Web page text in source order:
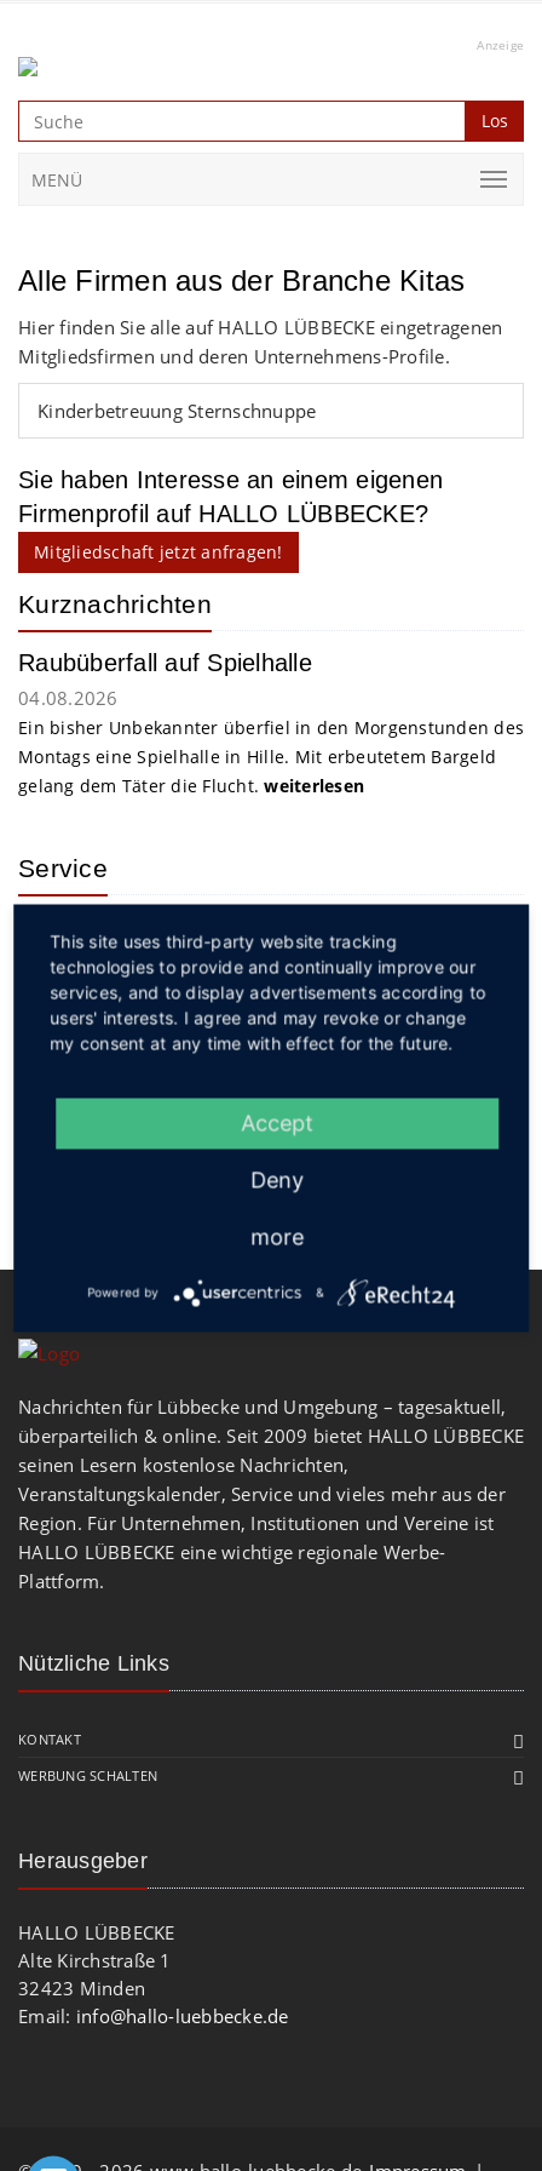
Anzeige
Los
MENÜ
Alle Firmen aus der Branche Kitas
Hier finden Sie alle auf HALLO LÜBBECKE eingetragenen
Mitgliedsfirmen und deren Unternehmens-Profile.
Kinderbetreuung Sternschnuppe
Sie haben Interesse an einem eigenen
Firmenprofil auf HALLO LÜBBECKE?
Mitgliedschaft jetzt anfragen!
Kurznachrichten
Raubüberfall auf Spielhalle
04.08.2026
Ein bisher Unbekannter überfiel in den Morgenstunden des
Montags eine Spielhalle in Hille. Mit erbeutetem Bargeld
gelang dem Täter die Flucht.weiterlesen
Service
Social
Nachrichten für Lübbecke und Umgebung – tagesaktuell,
überparteilich & online. Seit 2009 bietet HALLO LÜBBECKE
seinen Lesern kostenlose Nachrichten,
Veranstaltungskalender, Service und vieles mehr aus der
Region. Für Unternehmen, Institutionen und Vereine ist
HALLO LÜBBECKE eine wichtige regionale Werbe-
Plattform.
Nützliche Links
KONTAKT
WERBUNG SCHALTEN
Herausgeber
HALLO LÜBBECKE
Alte Kirchstraße 1
32423 Minden
Email: info@hallo-luebbecke.de
This site uses third-party website tracking
technologies to provide and continually improve our
services, and to display advertisements according to
users' interests. I agree and may revoke or change
my consent at any time with effect for the future.
Accept
Deny
more
Powered by &